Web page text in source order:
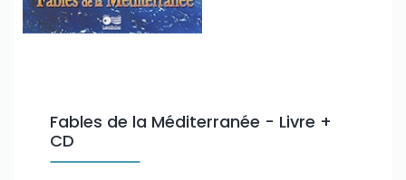
Fables de la Méditerranée - Livre +
CD